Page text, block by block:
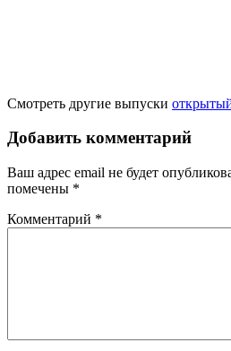
Смотреть другие выпуски
Добавить комментарий
Ваш адрес email не будет
помечены *
Комментарий *